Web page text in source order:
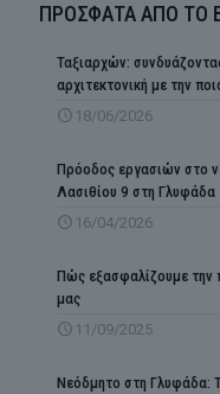
ΠΡΟΣΦΑΤΑ ΑΠΟ ΤΟ
Ταξιαρχών:
αρχιτεκτονική με την
18/06/2026
Πρόοδος εργασιών στο
Λασιθίου 9 στη Γλυφάδα
16/04/2026
Πώς εξασφαλίζουμε την
μας
11/09/2025
Νεόδμητο στη Γλυφάδα: